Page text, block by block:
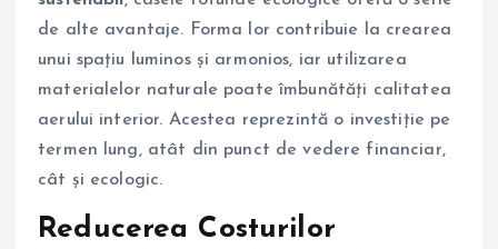
de alte avantaje. Forma lor contribuie la crearea
unui spațiu luminos și armonios, iar utilizarea
materialelor naturale poate îmbunătăți calitatea
aerului interior. Acestea reprezintă o investiție pe
termen lung, atât din punct de vedere financiar,
cât și ecologic.
Reducerea Costurilor